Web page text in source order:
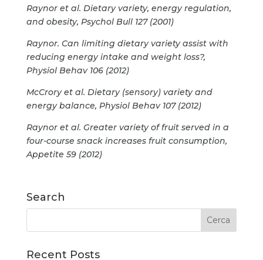
Raynor et al. Dietary variety, energy regulation,
and obesity, Psychol Bull 127 (2001)
Raynor. Can limiting dietary variety assist with
reducing energy intake and weight loss?,
Physiol Behav 106 (2012)
McCrory et al. Dietary (sensory) variety and
energy balance, Physiol Behav 107 (2012)
Raynor et al. Greater variety of fruit served in a
four-course snack increases fruit consumption,
Appetite 59 (2012)
Search
Recent Posts